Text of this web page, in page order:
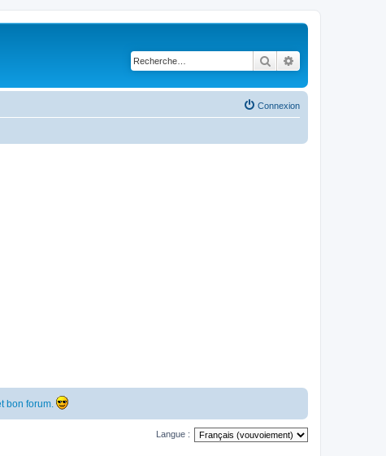
Rechercher
Connexion
bon forum.
Langue :